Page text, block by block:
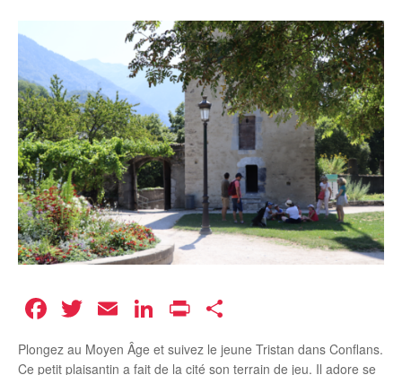
Facebook
Twitter
EmailLinkedIn
Print
Plongez au Moyen Âge et suivez le jeune Tristan dans Conflans.
Ce petit plaisantin a fait de la cité son terrain de jeu. Il adore se